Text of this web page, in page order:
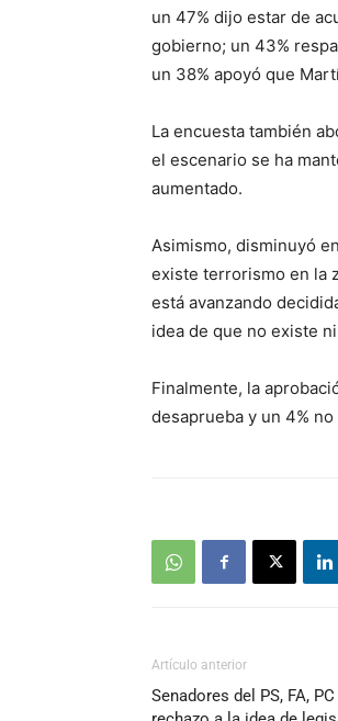
un 47% dijo estar de
gobierno; un 43%
un 38% apoyó que
La encuesta también
el escenario se ha
aumentado.
Asimismo, disminuyó
existe terrorismo en la
está avanzando
idea de que no existe
Finalmente, la
desaprueba y un 4%
Artículo anterior
Senadores del PS, FA,